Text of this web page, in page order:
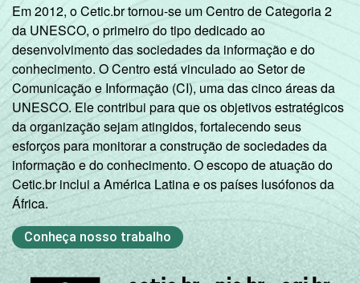
Em 2012, o Cetic.br tornou-se um Centro de Categoria 2
da UNESCO, o primeiro do tipo dedicado ao
desenvolvimento das sociedades da informação e do
conhecimento. O Centro está vinculado ao Setor de
Comunicação e Informação (CI), uma das cinco áreas da
UNESCO. Ele contribui para que os objetivos estratégicos
da organização sejam atingidos, fortalecendo seus
esforços para monitorar a construção de sociedades da
informação e do conhecimento. O escopo de atuação do
Cetic.br inclui a América Latina e os países lusófonos da
África.
Conheça nosso trabalho